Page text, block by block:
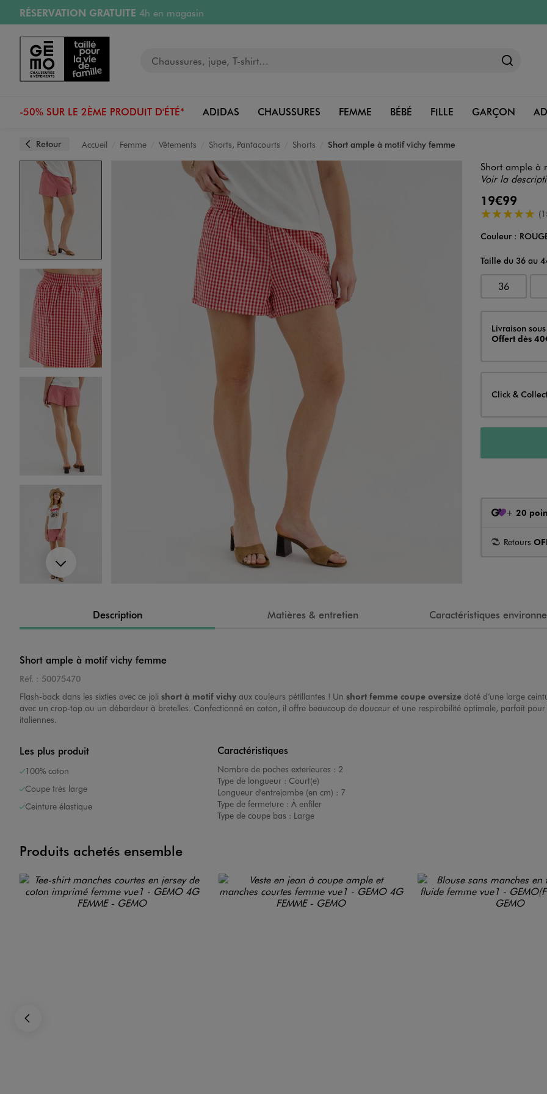
Aller au contenu principal
Aller à la navigation
RÉSERVATION GRATUITE 4h en magasin
Retours OFFERTSpendant 30 jours
LIVRAISON OFFERTE
-50% SUR LE 2ÈME PRODUIT D'ÉTÉ* ADIDAS CHAUSSURES FEMME BÉBÉ FILLE GARÇON
Retour Accueil Femme Vêtements Shorts, Pantacourts Shorts Short ample à motif vichy femme
Image 4 sur 5
Image 5 sur 5
Image 1 sur 5
Suivant
Short ample à
Voir la
19€99
5/5 de
Couleur
Couleur :
Taille du 36 au
36
Livraison
Livraison
Offert dès
Click &
+ 20
Retours
Description Matières & entretien Caractéristiques
Short ample à motif vichy femme
Réf. : 50075470
Flash-back dans les sixties avec ce joli short à motif vichy aux couleurs pétillantes ! Un short femme coupe oversize doté d’une large
avec un crop-top ou un débardeur à bretelles. Confectionné en coton, il offre beaucoup de douceur et une respirabilité optimale, parfait
italiennes.
Les plus produit
100% coton
Coupe très large
Ceinture élastique
Caractéristiques
Nombre de poches exterieures : 2
Type de longueur : Court(e)
Longueur d'entrejambe (en cm) : 7
Type de fermeture : À enfiler
Type de coupe bas : Large
Produits achetés ensemble